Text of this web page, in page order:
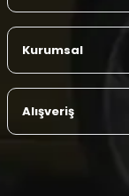
Kurumsal
Alışveriş